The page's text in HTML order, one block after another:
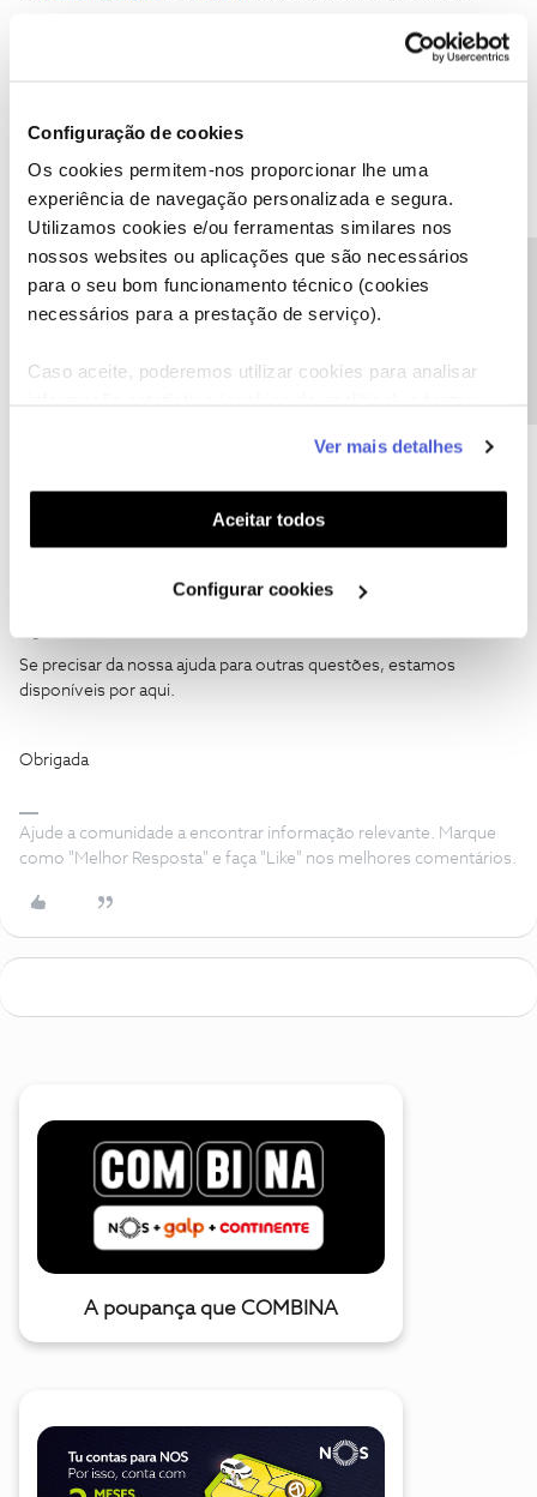
Configuração de cookies
Os cookies permitem-nos proporcionar lhe uma
experiência de navegação personalizada e segura.
Utilizamos cookies e/ou ferramentas similares nos
nossos websites ou aplicações que são necessários
para o seu bom funcionamento técnico (cookies
necessários para a prestação de serviço).
Caso aceite, poderemos utilizar cookies para analisar
funcionalidades (cookies de personalização e
funcionalidade) e adaptar anúncios aos seus interesses
(cookies de publicidade personalizada). Pode gerir a
utilização dos cookies clicando em "Configurar
Ver mais detalhes
Aceitar todos
Configurar cookies
Assim,pedimos que nos diga se a situação ainda se mantém, por
Ajude a comunidade a encontrar informação relevante. Marque
Adelaide Guedes Forum|Forum|5 years ago
Inês B. Forum|Forum|5 years ago
@Adelaide Guedes,
Se precisar da nossa ajuda para outras questões, estamos
disponíveis por aqui.
Obrigada
Ajude a comunidade a encontrar informação relevante. Marque
como "Melhor Resposta" e faça "Like" nos melhores comentários.
A poupança que COMBINA